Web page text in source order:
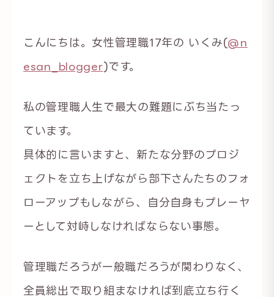
こんにちは。女性管理職17年の いくみ(@n
esan_blogger)です。
私の管理職人生で最大の難題にぶち当たっ
ています。
具体的に言いますと、新たな分野のプロジ
ェクトを立ち上げながら部下さんたちのフォ
ローアップもしながら、自分自身もプレーヤ
ーとして対峙しなければならない事態。
管理職だろうが一般職だろうが関わりなく、
全員総出で取り組まなければ到底立ち行く